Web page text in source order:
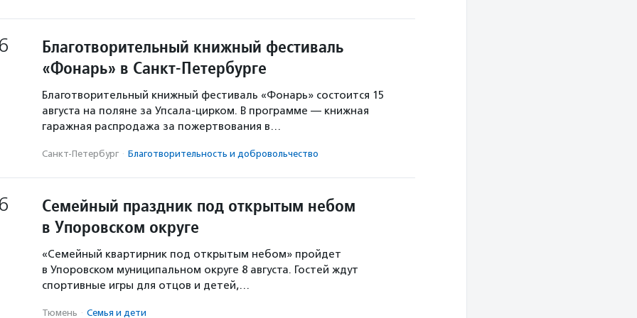
Благотворительный книжный фестиваль
«Фонарь» в Санкт-Петербурге
Благотворительный книжный фестиваль «Фонарь» состоится 15
августа на поляне за Упсала-цирком. В программе — книжная
гаражная распродажа за пожертвования в…
Санкт-Петербург · Благотвори­тель­ность и доброволь­чест­во
Семейный праздник под открытым небом
в Упоровском округе
«Семейный квартирник под открытым небом» пройдет
в Упоровском муниципальном округе 8 августа. Гостей ждут
спортивные игры для отцов и детей,…
Тюмень · Семья и дети